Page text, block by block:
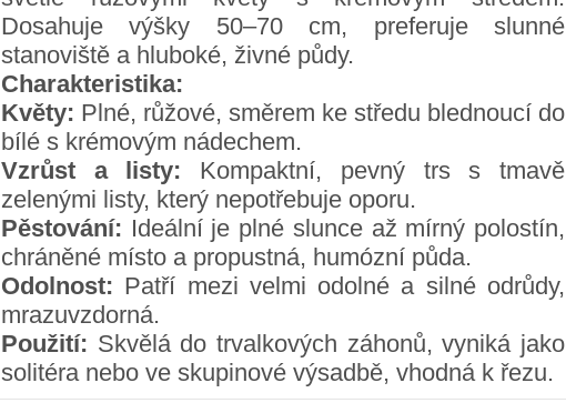
Dosahuje výšky 50–70 cm, preferuje slunné
stanoviště a hluboké, živné půdy.
Charakteristika:
Květy: Plné, růžové, směrem ke středu blednoucí do
bílé s krémovým nádechem.
Vzrůst a listy: Kompaktní, pevný trs s tmavě
zelenými listy, který nepotřebuje oporu.
Pěstování: Ideální je plné slunce až mírný polostín,
chráněné místo a propustná, humózní půda.
Odolnost: Patří mezi velmi odolné a silné odrůdy,
mrazuvzdorná.
Použití: Skvělá do trvalkových záhonů, vyniká jako
solitéra nebo ve skupinové výsadbě, vhodná k řezu.